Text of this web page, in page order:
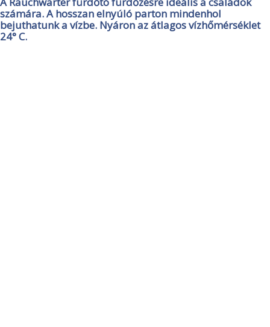
számára. A hosszan elnyúló parton mindenhol
bejuthatunk a vízbe. Nyáron az átlagos vízhőmérséklet
24° C.